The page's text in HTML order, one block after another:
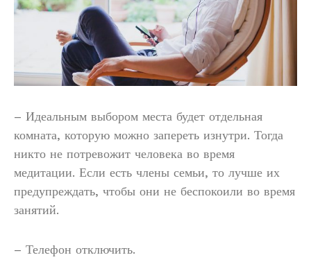
– Идеальным выбором места будет отдельная
комната, которую можно запереть изнутри. Тогда
никто не потревожит человека во время
медитации. Если есть члены семьи, то лучше их
предупреждать, чтобы они не беспокоили во время
занятий.
– Телефон отключить.